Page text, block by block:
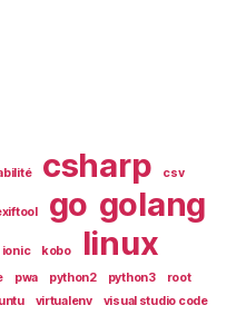
csharp csv
go golang
ionic kobo linux
pwa python2 python3
root
virtualenv visual studio code